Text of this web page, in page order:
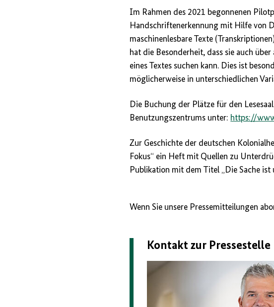
Im Rahmen des 2021 begonnenen
Handschriftenerkennung mit Hilfe von
maschinenlesbare Texte
hat die Besonderheit, dass sie auch
eines Textes suchen kann. Dies ist
möglicherweise in unterschiedlichen
Die Buchung der Plätze für den
Benutzungszentrums unter: https://
Zur Geschichte der deutschen
Fokus“ ein Heft mit Quellen zu
Publikation mit dem Titel „Die Sache
Wenn Sie unsere Pressemitteilungen
Kontakt zur Pressestelle